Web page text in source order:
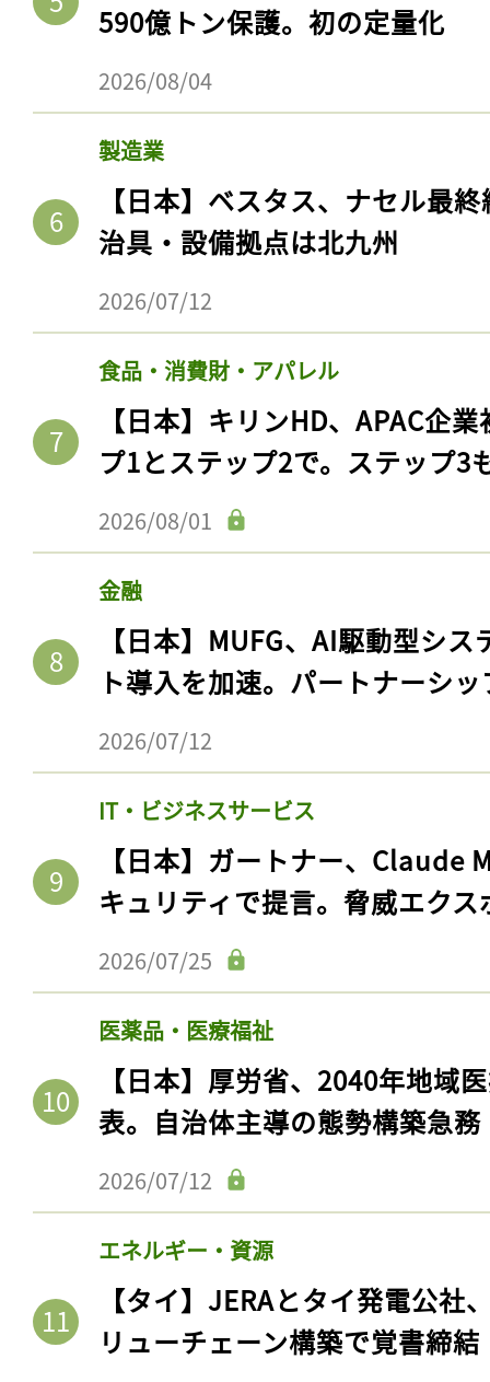
590億トン保護。初の定量化
2026/08/04
製造業
【日本】ベスタス、ナセル最
治具・設備拠点は北九州
2026/07/12
食品・消費財・アパレル
【日本】キリンHD、APAC企
プ1とステップ2で。ステップ3
2026/08/01
金融
【日本】MUFG、AI駆動型シ
ト導入を加速。パートナーシ
2026/07/12
IT・ビジネスサービス
【日本】ガートナー、Claude
キュリティで提言。脅威エク
2026/07/25
医薬品・医療福祉
【日本】厚労省、2040年地域
表。自治体主導の態勢構築急務
2026/07/12
エネルギー・資源
【タイ】JERAとタイ発電公社
リューチェーン構築で覚書締結
記事をお気に入りに
ログイン
会員登録